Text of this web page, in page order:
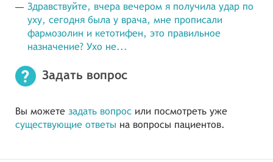
Здравствуйте, вчера вечером я получила удар по
уху, сегодня была у врача, мне прописали
фармозолин и кетотифен, это правильное
назначение? Ухо не...
Задать вопрос
Вы можете задать вопрос или посмотреть уже
существующие ответы на вопросы пациентов.